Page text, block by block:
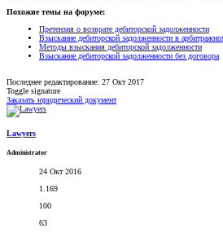
Похожие темы на форуме:
Претензия о возврате дебиторской задолженности
Взыскание дебиторской задолженности в
Методы взыскания дебиторской задолженности
Взыскание дебиторской задолженности без договора
Последнее редактирование: 27 Окт 2017
Toggle signature
Заказать юридический документ
Lawyers
Administrator
24 Окт 2016
1.169
100
63